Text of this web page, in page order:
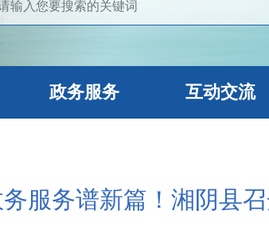
政务服务 互动交流
服务谱新篇！湘阴县